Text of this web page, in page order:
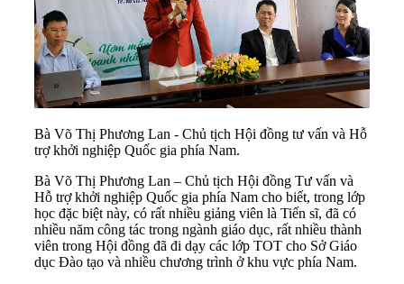
Bà Võ Thị Phương Lan - Chủ tịch Hội đồng tư vấn và Hỗ
trợ khởi nghiệp Quốc gia phía Nam.
Bà Võ Thị Phương Lan – Chủ tịch Hội đồng Tư vấn và
Hỗ trợ khởi nghiệp Quốc gia phía Nam cho biết, trong lớp
học đặc biệt này, có rất nhiều giảng viên là Tiến sĩ, đã có
nhiều năm công tác trong ngành giáo dục, rất nhiều thành
viên trong Hội đồng đã đi dạy các lớp TOT cho Sở Giáo
dục Đào tạo và nhiều chương trình ở khu vực phía Nam.